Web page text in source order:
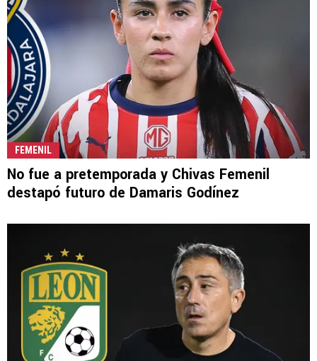
FEMENIL
No fue a pretemporada y Chivas Femenil
destapó futuro de Damaris Godínez